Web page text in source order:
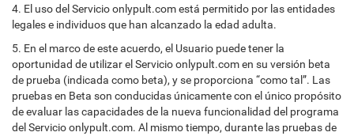
4. El uso del Servicio onlypult.com está permitido por las entidades
legales e individuos que han alcanzado la edad adulta.
5. En el marco de este acuerdo, el Usuario puede tener la
oportunidad de utilizar el Servicio onlypult.com en su versión beta
de prueba (indicada como beta), y se proporciona “como tal”. Las
pruebas en Beta son conducidas únicamente con el único propósito
de evaluar las capacidades de la nueva funcionalidad del programa
del Servicio onlypult.com. Al mismo tiempo, durante las pruebas de